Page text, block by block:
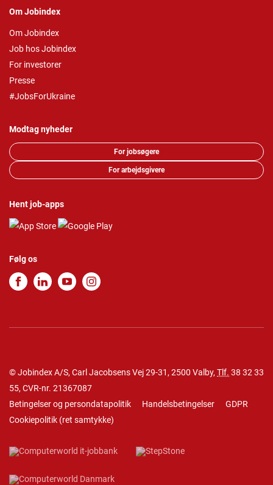
Om Jobindex
Om Jobindex
Job hos Jobindex
For investorer
Presse
#JobsForUkraine
Modtag nyheder
For jobsøgere
For arbejdsgivere
Hent job-apps
Følg os
© Jobindex A/S, Carl Jacobsens Vej 29-31, 2500 Valby, Tlf. 38 32 33
55, CVR-nr. 21367087
Betingelser og persondatapolitik
Handelsbetingelser
GDPR
Cookiepolitik (ret samtykke)